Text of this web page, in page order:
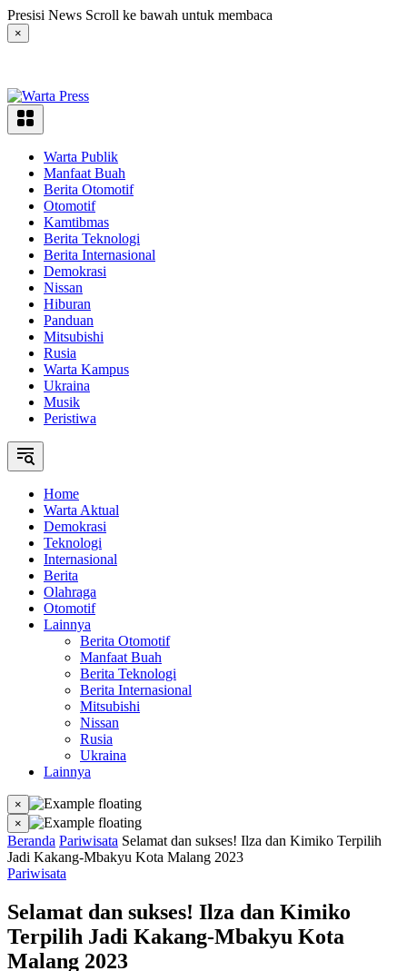
Langsung
ke
konten
Presisi News Scroll ke bawah untuk membaca
×
Warta Publik
Manfaat Buah
Berita Otomotif
Otomotif
Kamtibmas
Berita Teknologi
Berita Internasional
Demokrasi
Nissan
Hiburan
Panduan
Mitsubishi
Rusia
Warta Kampus
Ukraina
Musik
Peristiwa
Home
Warta Aktual
Demokrasi
Teknologi
Internasional
Berita
Olahraga
Otomotif
Lainnya
Berita Otomotif
Manfaat Buah
Berita Teknologi
Berita Internasional
Mitsubishi
Nissan
Rusia
Ukraina
Lainnya
×
×
Beranda Pariwisata Selamat dan sukses! Ilza dan Kimiko Terpilih
Jadi Kakang-Mbakyu Kota Malang 2023
Pariwisata
Selamat dan sukses! Ilza dan Kimiko
Terpilih Jadi Kakang-Mbakyu Kota
Malang 2023